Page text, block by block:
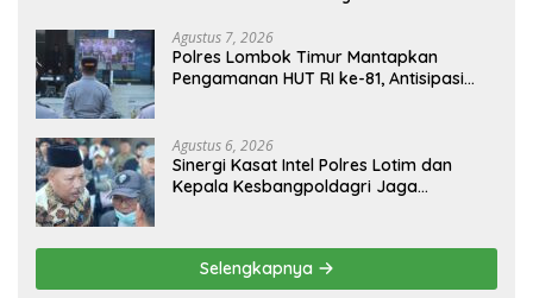
Agustus 7, 2026
Polres Lombok Timur Mantapkan
Pengamanan HUT RI ke-81, Antisipasi
Agustus 6, 2026
Sinergi Kasat Intel Polres Lotim dan
Kepala Kesbangpoldagri Jaga
Selengkapnya